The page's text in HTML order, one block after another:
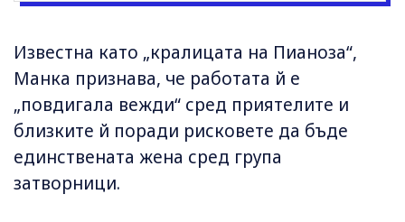
Известна като „кралицата на Пианоза“,
Манка признава, че работата й е
„повдигала вежди“ сред приятелите и
близките й поради рисковете да бъде
единствената жена сред група
затворници.